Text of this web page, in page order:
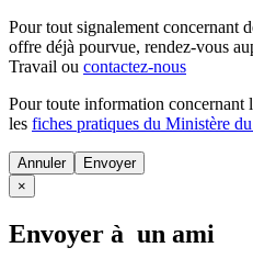
Pour tout signalement concernant
offre déjà pourvue, rendez-vous
Travail ou contactez-nous
Pour toute information concernant
les fiches pratiques du Ministère
Annuler
×
Envoyer à un ami